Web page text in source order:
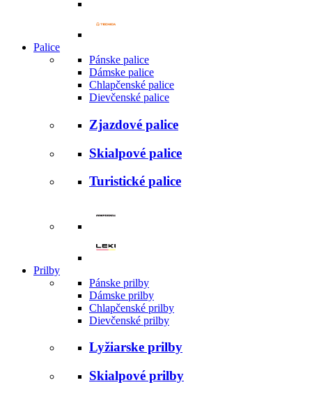
Palice
Pánske palice
Dámske palice
Chlapčenské palice
Dievčenské palice
Zjazdové palice
Skialpové palice
Turistické palice
Prilby
Pánske prilby
Dámske prilby
Chlapčenské prilby
Dievčenské prilby
Lyžiarske prilby
Skialpové prilby